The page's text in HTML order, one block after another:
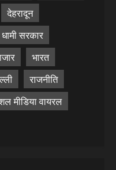
देहरादून
धामी सरकार
भारत
राजनीति
मीडिया वायरल